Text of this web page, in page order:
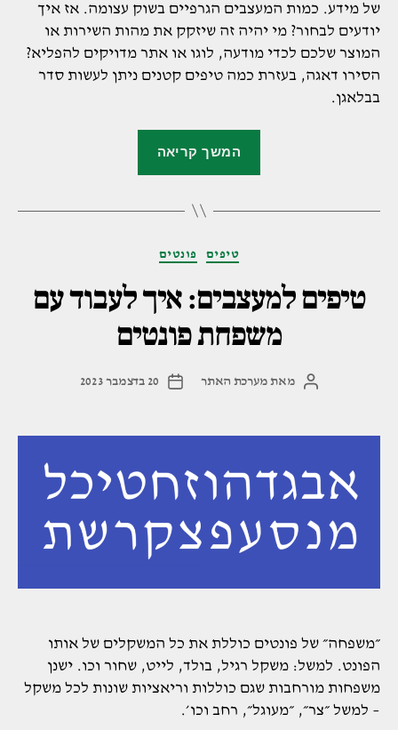
של מידע. כמות המעצבים הגרפיים בשוק עצומה. אז איך
יודעים לבחור? מי יהיה זה שיזקק את מהות השירות או
המוצר שלכם לכדי מודעה, לוגו או אתר מדויקים להפליא?
הסירו דאגה, בעזרת כמה טיפים קטנים ניתן לעשות סדר
בבלאגן.
המשך קריאה
לכם
המעצב
הגרפי
המתאים
עבור
קטגוריות טיפים פונטים
טיפים למעצבים: איך לעבוד עם
משפחת פונטים
המחבר
מאת מערכת האתר
תאריך
20 בדצמבר 2023
״משפחה״ של פונטים כוללת את כל המשקלים של אותו
הפונט. למשל: משקל רגיל, בולד, לייט, שחור וכו. ישנן
משפחות מורחבות שגם כוללות וריאציות שונות לכל משקל
– למשל ״צר״, ״מעוגל״, רחב וכו׳.